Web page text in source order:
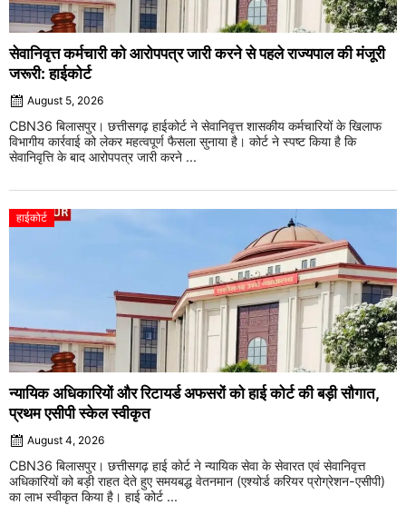
सेवानिवृत्त कर्मचारी को आरोपपत्र जारी करने से पहले राज्यपाल की मंजूरी
जरूरी: हाईकोर्ट
August 5, 2026
CBN36 बिलासपुर। छत्तीसगढ़ हाईकोर्ट ने सेवानिवृत्त शासकीय कर्मचारियों के खिलाफ
विभागीय कार्रवाई को लेकर महत्वपूर्ण फैसला सुनाया है। कोर्ट ने स्पष्ट किया है कि
सेवानिवृत्ति के बाद आरोपपत्र जारी करने ...
हाईकोर्ट
न्यायिक अधिकारियों और रिटायर्ड अफसरों को हाई कोर्ट की बड़ी सौगात,
प्रथम एसीपी स्केल स्वीकृत
August 4, 2026
CBN36 बिलासपुर। छत्तीसगढ़ हाई कोर्ट ने न्यायिक सेवा के सेवारत एवं सेवानिवृत्त
अधिकारियों को बड़ी राहत देते हुए समयबद्ध वेतनमान (एश्योर्ड करियर प्रोग्रेशन-एसीपी)
का लाभ स्वीकृत किया है। हाई कोर्ट ...